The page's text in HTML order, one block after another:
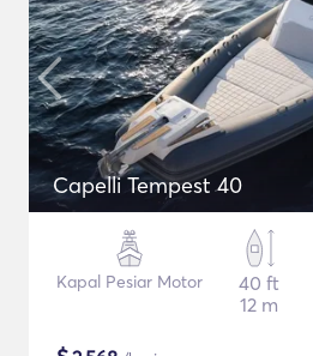
Capelli Tempest 40
Kapal Pesiar Motor
40 ft
12 m